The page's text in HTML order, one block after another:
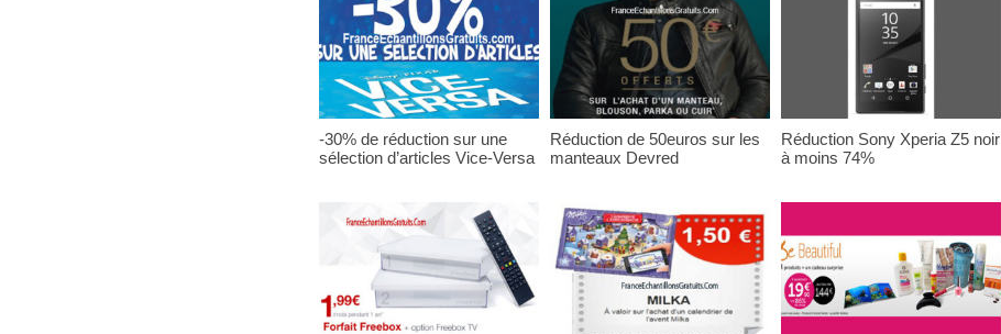
-30% de réduction sur une
sélection d’articles Vice-Versa
Réduction de 50euros sur les
manteaux Devred
Réduction Sony Xperia Z5 noir
à moins 74%